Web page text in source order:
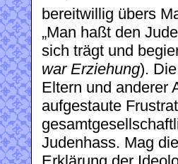
bereitwillig übers
„Man haßt den
sich trägt und
war Erziehung).
Eltern und anderer
aufgestaute
Judenhass. Mag